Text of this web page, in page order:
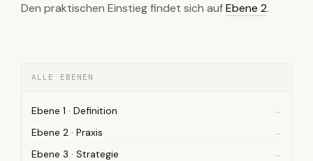
Den praktischen Einstieg findet sich aufEbene 2.
ALLE EBENEN
Ebene 1 · Definition
Ebene 2 · Praxis
Ebene 3 · Strategie